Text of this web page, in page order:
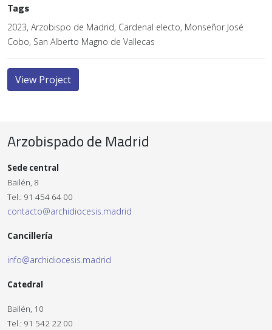
Tags
2023, Arzobispo de Madrid, Cardenal electo, Monseñor José
Cobo, San Alberto Magno de Vallecas
View Project
Arzobispado de Madrid
Sede central
Bailén, 8
Tel.: 91 454 64 00
contacto@archidiocesis.madrid
Cancillería
info@archidiocesis.madrid
Catedral
Bailén, 10
Tel.: 91 542 22 00